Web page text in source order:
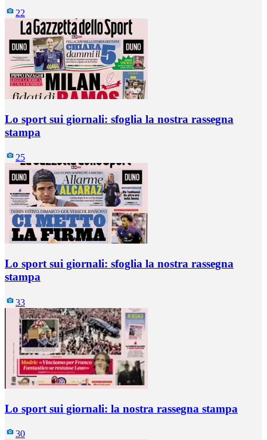
22
Lo sport sui giornali: sfoglia la nostra rassegna
stampa
25
Lo sport sui giornali: sfoglia la nostra rassegna
stampa
33
Lo sport sui giornali: la nostra rassegna stampa
30